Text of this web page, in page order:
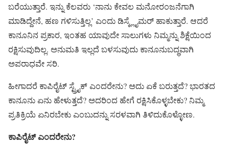
ಬರೆಯುತ್ತಾರೆ. ಇನ್ನು ಕೆಲವರು ‘ನಾನು ಕೇವಲ ಮನೋರಂಜನೆಗಾಗಿ
ಮಾಡಿದ್ದೇನೆ, ಹಣ ಗಳಿಸುತ್ತಿಲ್ಲ’ ಎಂದು ಡಿಸ್ಕ್ಲೈಮರ್ ಹಾಕುತ್ತಾರೆ. ಆದರೆ
ಕಾನೂನಿನ ಪ್ರಕಾರ, ಇಂತಹ ಯಾವುದೇ ಸಾಲುಗಳು ನಿಮ್ಮನ್ನು ಶಿಕ್ಷೆಯಿಂದ
ರಕ್ಷಿಸುವುದಿಲ್ಲ. ಅನುಮತಿ ಇಲ್ಲದೆ ಬಳಸುವುದು ಕಾನೂನುಬದ್ಧವಾಗಿ
ಅಪರಾಧವೇ ಸರಿ.
ಹೀಗಾದರೆ ಕಾಪಿರೈಟ್ ಸ್ಟ್ರೈಕ್ ಎಂದರೇನು? ಅದು ಏಕೆ ಬರುತ್ತದೆ? ಭಾರತದ
ಕಾನೂನು ಏನು ಹೇಳುತ್ತದೆ? ಅದರಿಂದ ಹೇಗೆ ರಕ್ಷಿಸಿಕೊಳ್ಳಬೇಕು? ನಿಮ್ಮ
ಪ್ರತಿಕ್ರಿಯೆ ಏನಿರಬೇಕು ಎಂಬುದನ್ನು ಸರಳವಾಗಿ ತಿಳಿದುಕೊಳ್ಳೋಣ.
ಕಾಪಿರೈಟ್ ಎಂದರೇನು?